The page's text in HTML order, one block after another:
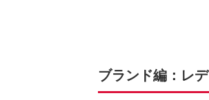
ブランド編：レ